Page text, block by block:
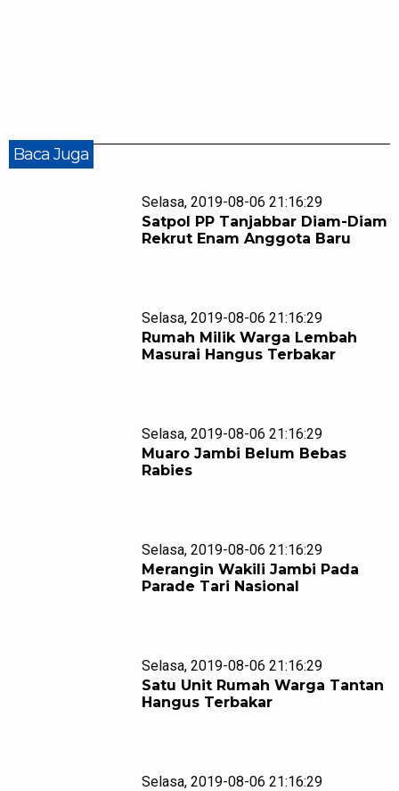
Baca Juga
Selasa, 2019-08-06 21:16:29
Satpol PP Tanjabbar Diam-Diam
Rekrut Enam Anggota Baru
Selasa, 2019-08-06 21:16:29
Rumah Milik Warga Lembah
Masurai Hangus Terbakar
Selasa, 2019-08-06 21:16:29
Muaro Jambi Belum Bebas
Rabies
Selasa, 2019-08-06 21:16:29
Merangin Wakili Jambi Pada
Parade Tari Nasional
Selasa, 2019-08-06 21:16:29
Satu Unit Rumah Warga Tantan
Hangus Terbakar
Selasa, 2019-08-06 21:16:29